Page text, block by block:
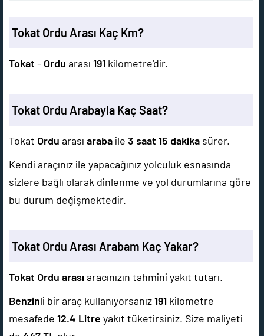
Tokat Ordu Arası Kaç Km?
Tokat - Ordu arası 191 kilometre'dir.
Tokat Ordu Arabayla Kaç Saat?
Tokat Ordu arası araba ile 3 saat 15 dakika sürer.
Kendi araçınız ile yapacağınız yolculuk esnasında
sizlere bağlı olarak dinlenme ve yol durumlarına göre
bu durum değişmektedir.
Tokat Ordu Arası Arabam Kaç Yakar?
Tokat Ordu arasıaracınızın tahmini yakıt tutarı.
Benzinli bir araç kullanıyorsanız191 kilometre
mesafede 12.4 Litre yakıt tüketirsiniz. Size maliyeti